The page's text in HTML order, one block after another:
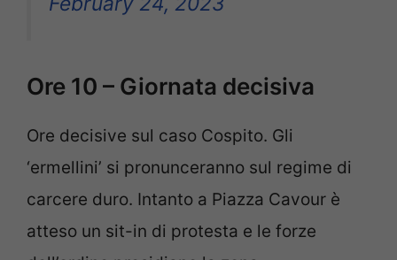
Ore 10 – Giornata decisiva
Ore decisive sul caso Cospito. Gli
‘ermellini’ si pronunceranno sul regime di
carcere duro. Intanto a Piazza Cavour è
atteso un sit-in di protesta e le forze